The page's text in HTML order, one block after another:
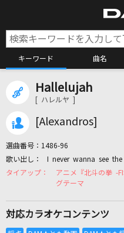
キーワード 曲名
カラオ
カラオ
全
Hallelujah
[ ハレルヤ ]
[Alexandros]
選曲番号： 1486-96
I never wanna see
アニメ『北斗の拳 -
グテーマ
対応カラオケコンテンツ